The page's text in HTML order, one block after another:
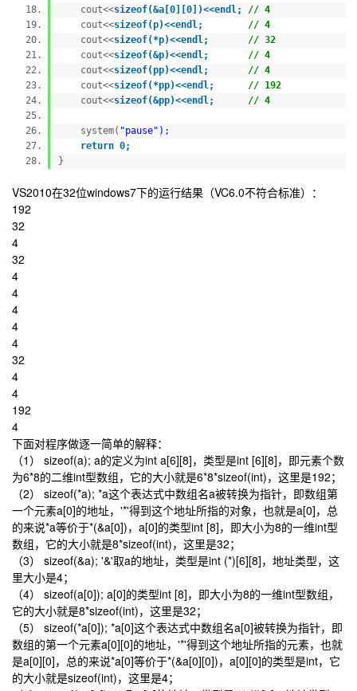
cout<<sizeof(&a[0][0])<<endl; // 4
cout<<sizeof(p)<<endl; // 4
cout<<sizeof(*p)<<endl; // 32
cout<<sizeof(&p)<<endl; // 4
cout<<sizeof(pp)<<endl; // 4
cout<<sizeof(*pp)<<endl; // 192
cout<<sizeof(&pp)<<endl; // 4
system( "pause");
return 0;
}
VS2010在32位windows7下的运行结果（VC6.0不符合标准）：
192
32
4
32
4
4
4
4
4
32
4
4
192
4
下面对程序做逐一简单的解释：
（1） sizeof(a); a的定义为int a[6][8]，类型是int [6][8]，即元素个数
为6*8的二维int型数组，它的大小就是6*8*sizeof(int)，这里是192；
（2） sizeof(*a); *a这个表达式中数组名a被转换为指针，即数组第
一个元素a[0]的地址，'*'得到这个地址所指的对象，也就是a[0]，总
的来说*a等价于*(&a[0])，a[0]的类型int [8]，即大小为8的一维int型
数组，它的大小就是8*sizeof(int)，这里是32；
（3） sizeof(&a); '&'取a的地址，类型是int (*)[6][8]，地址类型，这
里大小是4；
（4） sizeof(a[0]); a[0]的类型int [8]，即大小为8的一维int型数组，
它的大小就是8*sizeof(int)，这里是32；
（5） sizeof(*a[0]); *a[0]这个表达式中数组名a[0]被转换为指针，即
数组的第一个元素a[0][0]的地址，'*'得到这个地址所指的元素，也就
是a[0][0]，总的来说*a[0]等价于*(&a[0][0])，a[0][0]的类型是int，它
的大小就是sizeof(int)，这里是4；